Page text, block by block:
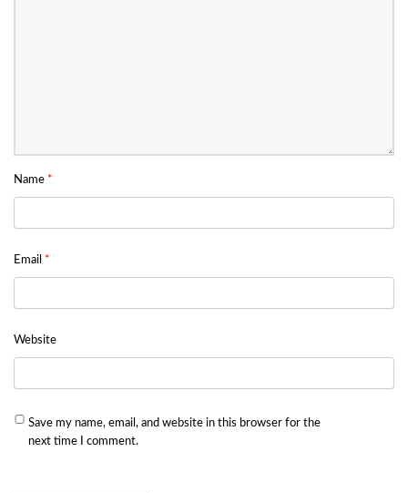
Name *
Email *
Website
Save my name, email, and website in this browser for the
next time I comment.